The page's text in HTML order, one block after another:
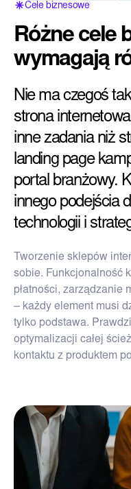
Cele biznesowe
Różne cele
wymagają
Nie ma czegoś
strona
inne zadania niż
landing page
portal branżowy.
innego podejścia
technologii i
Tworzenie sklepów
sobie. Funkcjonalność
płatności, zarządzanie
– każdy element musi
tylko podstawa.
optymalizacji całej
kontaktu z produktem